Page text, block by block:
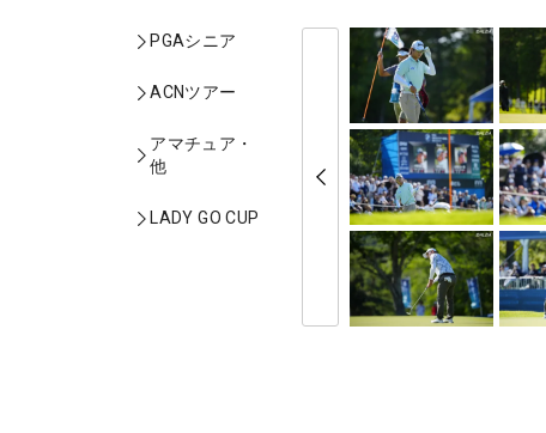
PGAシニア
ACNツアー
アマチュア・
他
LADY GO CUP